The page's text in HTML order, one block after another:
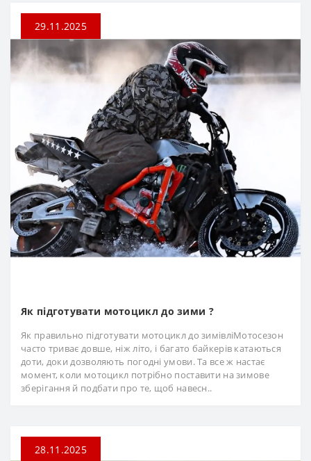
29.11.2025
Як підготувати мотоцикл до зими ?
Як правильно підготувати мотоцикл до зимівліМотосезон
часто триває довше, ніж літо, і багато байкерів катаються
доти, доки дозволяють погодні умови. Та все ж настає
момент, коли мотоцикл потрібно поставити на зимове
зберігання й подбати про те, щоб навесн..
28.11.2025